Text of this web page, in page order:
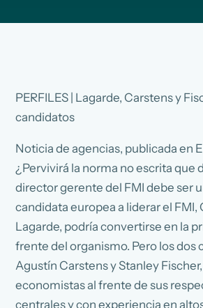
PERFILES | Lagarde, Carstens y
candidatos
Noticia de agencias, publicada en
¿Pervivirá la norma no escrita que
director gerente del FMI debe ser
candidata europea a liderar el FMI,
Lagarde, podría convertirse en la
frente del organismo. Pero los dos
Agustín Carstens y Stanley
economistas al frente de sus
centrales y con experiencia en